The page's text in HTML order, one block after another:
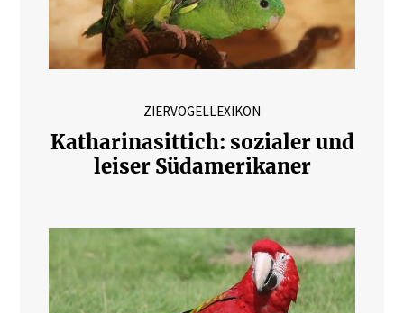
ZIERVOGELLEXIKON
Katharinasittich: sozialer und
leiser Südamerikaner